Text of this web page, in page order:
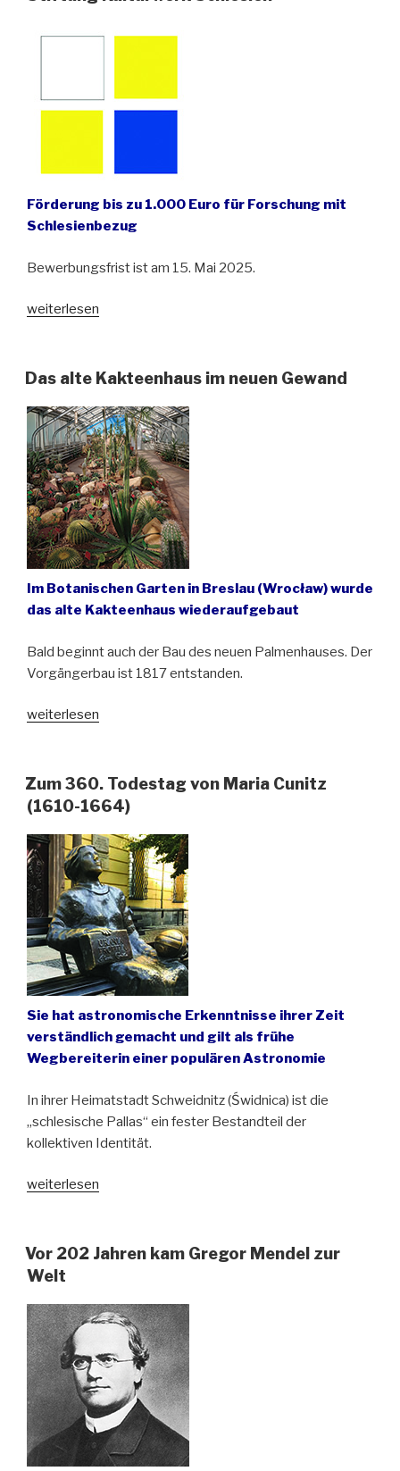
Förderung bis zu 1.000 Euro für Forschung mit
Schlesienbezug
Bewerbungsfrist ist am 15. Mai 2025.
„Ausschreibung:
Stiftung
Schlesien“
weiterlesen
Das alte Kakteenhaus im neuen Gewand
Im Botanischen Garten in Breslau (Wrocław) wurde
das alte Kakteenhaus wiederaufgebaut
Bald beginnt auch der Bau des neuen Palmenhauses. Der
Vorgängerbau ist 1817 entstanden.
„Das
im
neuen
weiterlesen
Zum 360. Todestag von Maria Cunitz
(1610-1664)
Sie hat astronomische Erkenntnisse ihrer Zeit
verständlich gemacht und gilt als frühe
Wegbereiterin einer populären Astronomie
In ihrer Heimatstadt Schweidnitz (Świdnica) ist die
„schlesische Pallas“ ein fester Bestandteil der
kollektiven Identität.
„Zum
von
Maria
(1610-
1664)“
weiterlesen
Vor 202 Jahren kam Gregor Mendel zur
Welt